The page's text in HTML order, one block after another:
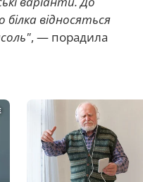
білка відносяться
, — порадила